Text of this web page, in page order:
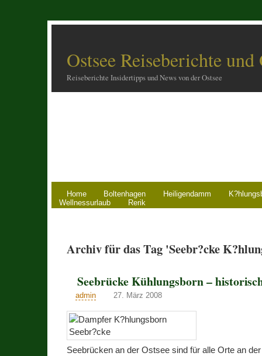
Ostsee Reiseberichte
Reiseberichte Insidertipps und News von der Ostsee
Home Boltenhagen Heiligendamm
Wellnessurlaub
Rerik
Archiv für das Tag 'Seebr?cke
Seebrücke Kühlungsborn –
admin 27. März 2008
Seebrücken an der Ostsee sind für alle Orte an